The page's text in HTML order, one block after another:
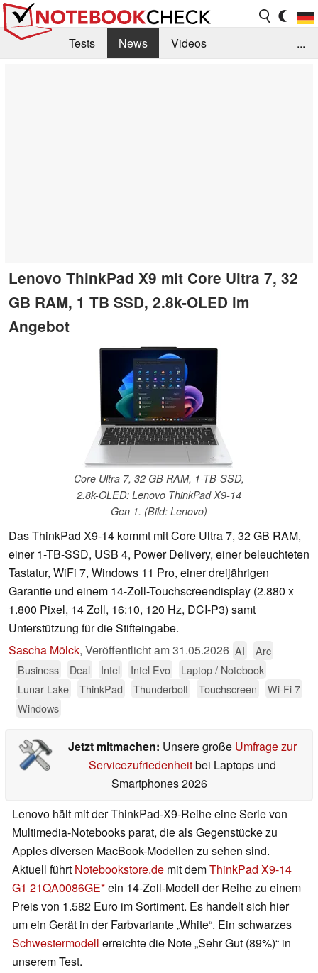
Tests News
Videos
...
Lenovo ThinkPad X9 mit Core Ultra 7, 32
GB RAM, 1 TB SSD, 2.8k-OLED im
Angebot
Core Ultra 7, 32 GB RAM, 1-TB-SSD,
2.8k-OLED: Lenovo ThinkPad X9-14
Gen 1. (Bild: Lenovo)
Das ThinkPad X9-14 kommt mit Core Ultra 7, 32 GB RAM,
einer 1-TB-SSD, USB 4, Power Delivery, einer beleuchteten
Tastatur, WiFi 7, Windows 11 Pro, einer dreijährigen
Garantie und einem 14-Zoll-Touchscreendisplay (2.880 x
1.800 Pixel, 14 Zoll, 16:10, 120 Hz, DCI-P3) samt
Unterstützung für die Stifteingabe.
Sascha Mölck, Veröffentlicht am31.05.2026 AI
Arc
Business
Deal Intel Intel Evo
Laptop / Notebook
Lunar Lake
ThinkPad Thunderbolt Touchscreen
Wi-Fi 7
Windows
Jetzt mitmachen: Unsere große Umfrage zur
Servicezufriedenheitbei Laptops und
Smartphones 2026
Lenovo hält mit der ThinkPad-X9-Reihe eine Serie von
Multimedia-Notebooks parat, die als Gegenstücke zu
Apples diversen MacBook-Modellen zu sehen sind.
Aktuell führt Notebookstore.de mit demThinkPad X9-14
G1 21QA0086GE ein 14-Zoll-Modell der Reihe zu einem
Preis von 1.582 Euro im Sortiment. Es handelt sich hier
um ein Gerät in der Farbvariante „White“. Ein schwarzes
Schwestermodell erreichte die Note „Sehr Gut (89%)“ in
unserem Test.